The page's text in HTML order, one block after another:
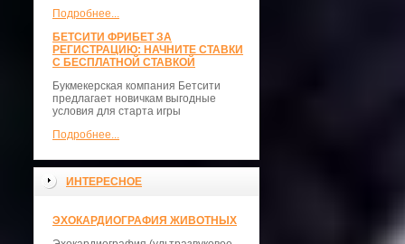
Подробнее...
БЕТСИТИ ФРИБЕТ ЗА
РЕГИСТРАЦИЮ: НАЧНИТЕ СТАВКИ
С БЕСПЛАТНОЙ СТАВКОЙ
Букмекерская компания Бетсити
предлагает новичкам выгодные
условия для старта игры
Подробнее...
ИНТЕРЕСНОЕ
ЭХОКАРДИОГРАФИЯ ЖИВОТНЫХ